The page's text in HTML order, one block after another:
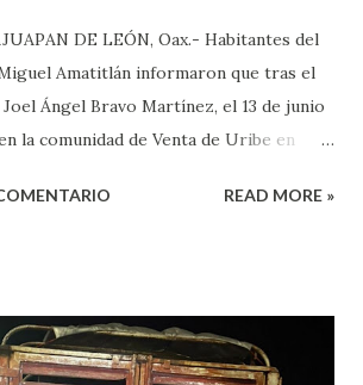
DE LEÓN, Oax.- Habitantes del
Amatitlán informaron que tras el
Ángel Bravo Martínez, el 13 de junio
la comunidad de Venta de Uribe en
para poder concluir el gobierno
arma de fuego y disparo contra él, por lo
por este ataque armado
READ MORE »